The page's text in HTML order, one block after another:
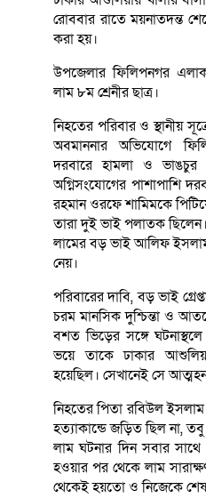
রোববার রাতে ময়নাতদন্ত
করা হয়।
উপজেলার ফিলিপনগর
লাম ৮ম শ্রেনীর ছাত্র।
নিহতের পরিবার ও স্থানীয়
অবমাননার অভিযোগে
দরবারে হামলা ও ভাঙচুর
অগ্নিসংযোগের পাশাপাশি
রহমান ওরফে শামিমকে
তারা দুই ভাই পলাতক
লামের বড় ভাই আলিফ
নেয়।
পরিবারের দাবি, বড় ভাই
চরম মানসিক দুশ্চিন্তা ও
বশত ভিড়ের সঙ্গে
ভয়ে তাকে ঢাকার
হয়েছিল। সেখানেই সে
নিহতের পিতা রবিউল
হত্যাকান্ডে জড়িত ছিল না,
লাম ঘটনার দিন সবার সাথে
হওয়ার পর থেকে লাম
থেকেই হয়তো ও নিজেকে